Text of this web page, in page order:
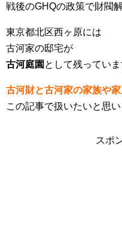
戦後のGHQの政策で財閥
東京都北区西ヶ原には
古河家の邸宅が
古河庭園 として残っていま
古河財と古河家の家族や家
この記事で扱いたいと思い
スポ